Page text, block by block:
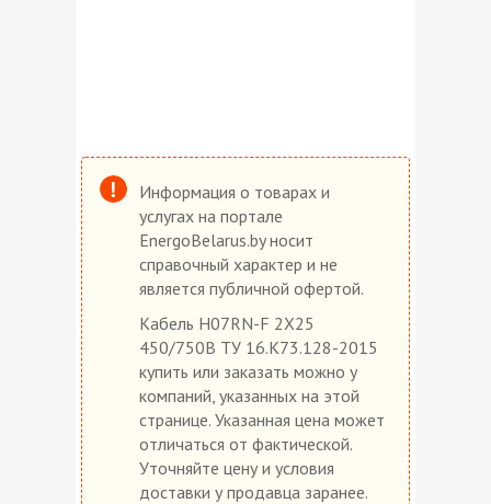
Информация о товарах и
услугах на портале
EnergoBelarus.by носит
справочный характер и не
является публичной офертой.
Кабель H07RN-F 2X25
450/750В ТУ 16.К73.128-2015
купить или заказать можно у
компаний, указанных на этой
странице. Указанная цена может
отличаться от фактической.
Уточняйте цену и условия
доставки у продавца заранее.